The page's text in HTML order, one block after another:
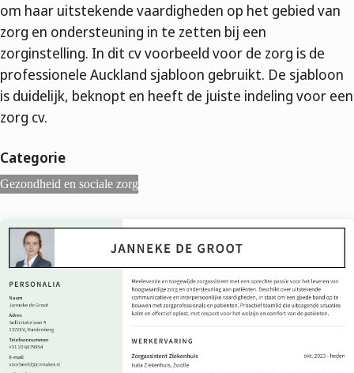
om haar uitstekende vaardigheden op het gebied van
zorg en ondersteuning in te zetten bij een
zorginstelling. In dit cv voorbeeld voor de zorg is de
professionele Auckland sjabloon gebruikt. De sjabloon
is duidelijk, beknopt en heeft de juiste indeling voor een
zorg cv.
Categorie
Gezondheid en sociale zorg